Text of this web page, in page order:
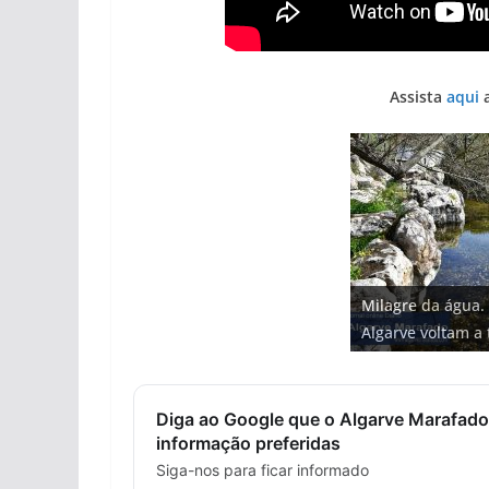
Assista aqui
Foto do dia: uma
entre redes e
Tapas do mar a
gastronómica
Milagre da
Algarve voltam a
Projeto
milhões de
hotéis (com
Tempestades
arribas em risco
Diga ao Google que o Algarve
informação preferidas
Siga-nos para ficar informado